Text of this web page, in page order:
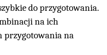
do przygotowania.
na ich
przygotowania na